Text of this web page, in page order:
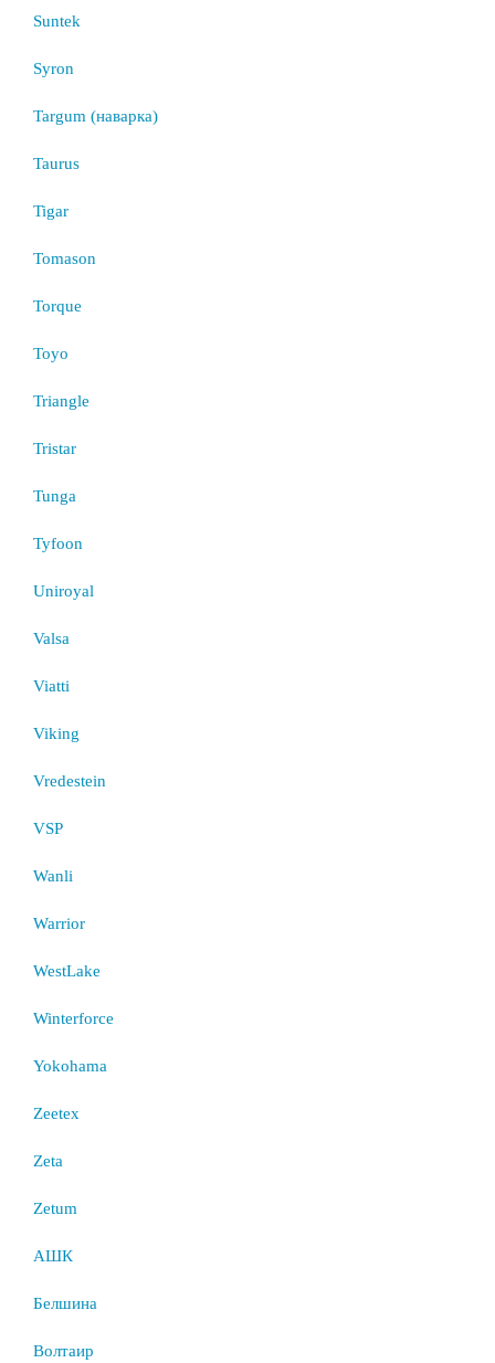
Suntek
Syron
Targum (наварка)
Taurus
Tigar
Tomason
Torque
Toyo
Triangle
Tristar
Tunga
Tyfoon
Uniroyal
Valsa
Viatti
Viking
Vredestein
VSP
Wanli
Warrior
WestLake
Winterforce
Yokohama
Zeetex
Zeta
Zetum
АШК
Белшина
Волтаир